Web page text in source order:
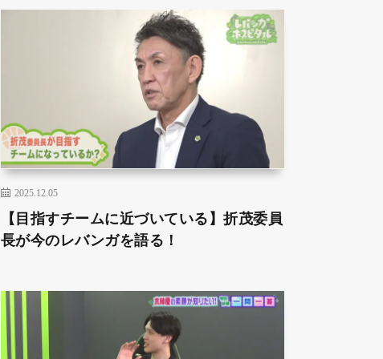
2025.12.05
【目指すチームに近づいている】折茂委員
長が今のレバンガを語る！